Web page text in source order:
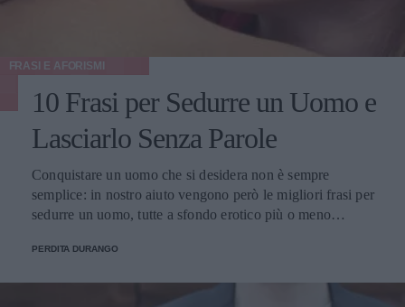
FRASI E AFORISMI
10 Frasi per Sedurre un Uomo e
Lasciarlo Senza Parole
Conquistare un uomo che si desidera non è sempre
semplice: in nostro aiuto vengono però le migliori frasi per
sedurre un uomo, tutte a sfondo erotico più o meno
PERDITA DURANGO